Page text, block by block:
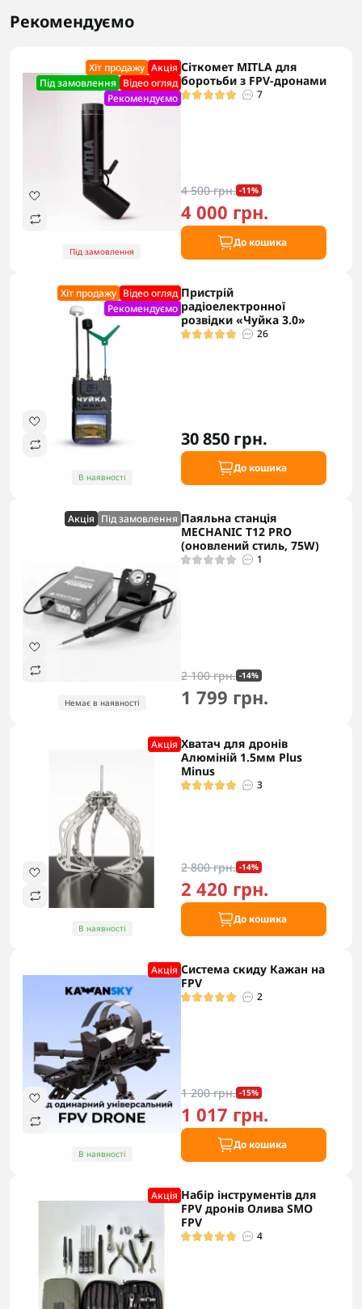
Рекомендуємо
Хіт продажу Акцiя
Під замовлення Відео огляд
Рекомендуємо
Під замовлення
Сіткомет MITLA для
боротьби з FPV-дронами
7
4 500 грн. -11%
4 000 грн.
До кошика
Хіт продажу Відео огляд
Рекомендуємо
В наявності
Пристрій
радіоелектронної
розвідки «Чуйка 3.0»
26
30 850 грн.
До кошика
Акцiя Під замовлення
Немає в наявності
Паяльна станція
MECHANIC T12 PRO
(оновлений стиль, 75W)
1
2 100 грн. -14%
1 799 грн.
Акцiя
В наявності
Хватач для дронів
Алюміній 1.5мм Plus
Minus
3
2 800 грн. -14%
2 420 грн.
До кошика
Акцiя
В наявності
Система скиду Кажан на
FPV
2
1 200 грн. -15%
1 017 грн.
До кошика
Акцiя Набір інструментів для
FPV дронів Олива SMO
FPV
4